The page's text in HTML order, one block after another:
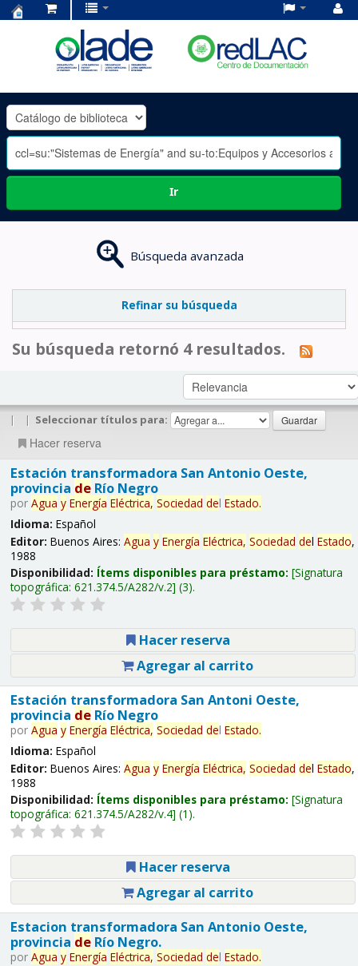
OLADE
-
Ir
Búsqueda avanzada
Refinar su búsqueda
Su búsqueda retornó 4 resultados.
| | Seleccionar títulos para:
Hacer reserva
Estación transformadora San Antonio Oeste,
provincia deRío Negro
por Agua y Energía Eléctrica, Sociedad del Estado.
Idioma: Español
Editor: Buenos Aires: Agua y Energía Eléctrica, Sociedad del Estado,
1988
Disponibilidad: Ítems disponibles para préstamo: Signatura
topográfica: 621.374.5/A282/v.2 (3).
Hacer reserva
Agregar al carrito
Estación transformadora San Antoni Oeste,
provincia deRío Negro
por Agua y Energía Eléctrica, Sociedad del Estado.
Idioma: Español
Editor: Buenos Aires: Agua y Energía Eléctrica, Sociedad del Estado,
1988
Disponibilidad: Ítems disponibles para préstamo: Signatura
topográfica: 621.374.5/A282/v.4 (1).
Hacer reserva
Agregar al carrito
Estacion transformadora San Antonio Oeste,
provincia deRío Negro.
por Agua y Energía Eléctrica, Sociedad del Estado.